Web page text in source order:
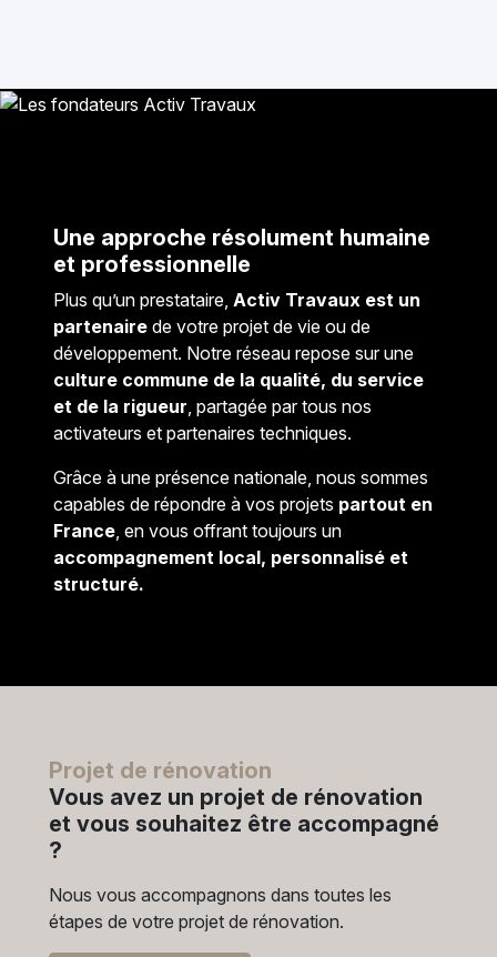
Une approche résolument humaine
et professionnelle
Plus qu’un prestataire, Activ Travaux est un
partenaire de votre projet de vie ou de
développement. Notre réseau repose sur une
culture commune de la qualité, du service
et de la rigueur, partagée par tous nos
activateurs et partenaires techniques.
Grâce à une présence nationale, nous sommes
capables de répondre à vos projets partout en
France, en vous offrant toujours un
accompagnement local, personnalisé et
structuré.
Projet de rénovation
Vous avez un projet de rénovation
et vous souhaitez être accompagné
?
Nous vous accompagnons dans toutes les
étapes de votre projet de rénovation.